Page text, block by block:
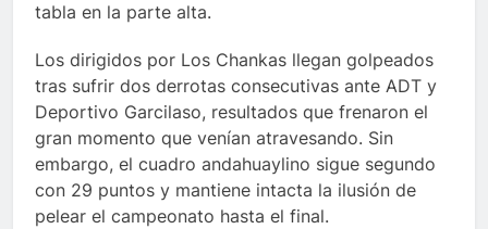
tabla en la parte alta.
Los dirigidos por Los Chankas llegan golpeados
tras sufrir dos derrotas consecutivas ante ADT y
Deportivo Garcilaso, resultados que frenaron el
gran momento que venían atravesando. Sin
embargo, el cuadro andahuaylino sigue segundo
con 29 puntos y mantiene intacta la ilusión de
pelear el campeonato hasta el final.